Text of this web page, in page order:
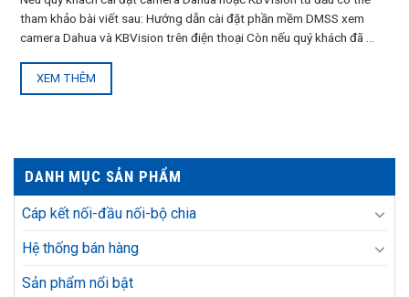
tham khảo bài viết sau: Hướng dẫn cài đặt phần mềm DMSS xem
camera Dahua và KBVision trên điện thoại Còn nếu quý khách đã ...
XEM THÊM
DANH MỤC SẢN PHẨM
Cáp kết nối-đầu nối-bộ chia
Hệ thống bán hàng
Sản phẩm nổi bật